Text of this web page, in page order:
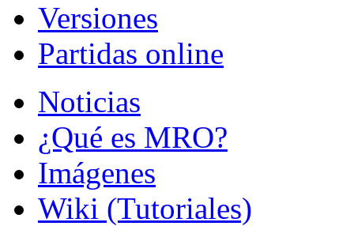
Versiones
Partidas online
Noticias
¿Qué es MRO?
Imágenes
Wiki (Tutoriales)